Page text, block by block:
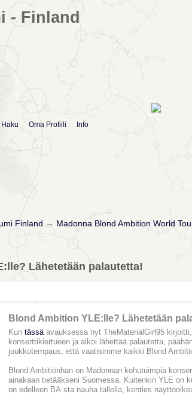
- Finland
Haku Oma Profiili Info
Finland → Madonna Blond Ambition World
Lähetetään palautetta!
Blond Ambition YLE:lle? Lähetetään
Kun tässä avauksessa nyt TheMaterialGirl95
konserttikiertueen ja aikoi lähettää palautetta,
joukkotempaus, että vaatisimme kaikki Blond
Blond Ambitionhan on Madonnan kohutuimpia
ainakaan tietääkseni Suomessa. Kuitenkin YLE on
on edelleen BA:sta nauha tallella, kenties